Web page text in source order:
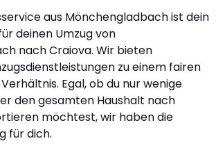
aus Mönchengladbach ist dein
deinen Umzug von
nach Craiova. Wir bieten
zu einem fairen
Egal, ob du nur wenige
den gesamten Haushalt nach
möchtest, wir haben die
für dich.